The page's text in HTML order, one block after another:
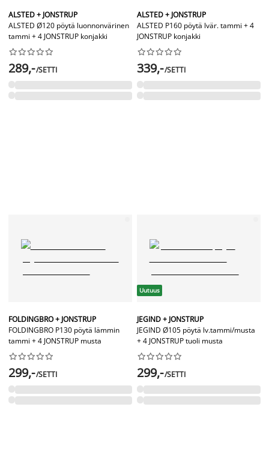
ALSTED + JONSTRUP
ALSTED Ø120 pöytä luonnonvärinen
tammi + 4 JONSTRUP konjakki






289,-/SETTI
ALSTED + JONSTRUP
ALSTED P160 pöytä lvär. tammi + 4
JONSTRUP konjakki






339,-/SETTI
FOLDINGBRO + JONSTRUP
FOLDINGBRO P130 pöytä lämmin
tammi + 4 JONSTRUP musta






299,-/SETTI
Uutuus
JEGIND + JONSTRUP
JEGIND Ø105 pöytä lv.tammi/musta
+ 4 JONSTRUP tuoli musta






299,-/SETTI